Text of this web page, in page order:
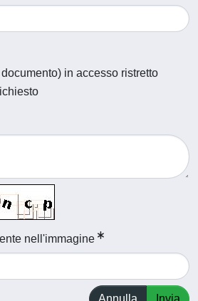
in accesso ristretto
nell'immagine
Annulla Invia